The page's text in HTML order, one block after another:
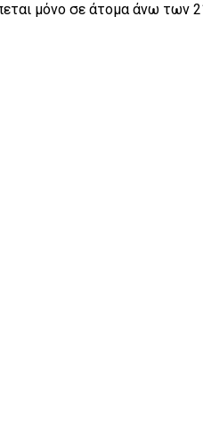
μόνο σε άτομα άνω των